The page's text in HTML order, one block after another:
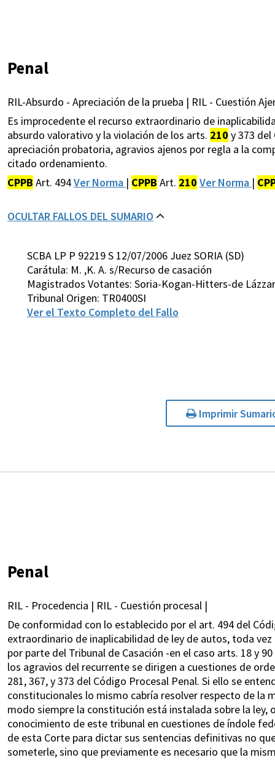
Penal
RIL-Absurdo - Apreciación de la prueba | RIL - Cuestión
Es improcedente el recurso extraordinario de
absurdo valorativo y la violación de los arts. 210 y 373 del
apreciación probatoria, agravios ajenos por regla a la
citado ordenamiento.
CPPB Art. 494Ver Norma | CPPB Art. 210 Ver Norma |
OCULTAR FALLOS DEL SUMARIO
SCBA LP P 92219 S 12/07/2006 Juez SORIA (SD)
Carátula: M. ,K. A. s/Recurso de casación
Magistrados Votantes: Soria-Kogan-Hitters-de
Tribunal Origen: TR0400SI
Ver el Texto Completo del Fallo
Imprimir
Penal
RIL - Procedencia | RIL - Cuestión procesal |
De conformidad con lo establecido por el art. 494 del
extraordinario de inaplicabilidad de ley de autos, toda
por parte del Tribunal de Casación -en el caso arts. 18 y
los agravios del recurrente se dirigen a cuestiones de
281, 367, y 373 del Código Procesal Penal. Si ello se
constitucionales lo mismo cabría resolver respecto de la
modo siempre la constitución está instalada sobre la ley,
conocimiento de este tribunal en cuestiones de índole
de esta Corte para dictar sus sentencias definitivas no
someterle, sino que previamente es necesario que la